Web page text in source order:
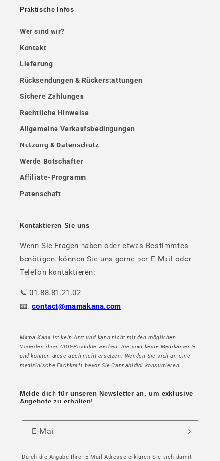
Praktische Infos
Wer sind wir?
Kontakt
Lieferung
Rücksendungen & Rückerstattungen
Sichere Zahlungen
Rechtliche Hinweise
Allgemeine Verkaufsbedingungen
Nutzung & Datenschutz
Werde Botschafter
Affiliate-Programm
Patenschaft
Kontaktieren Sie uns
Wenn Sie Fragen haben oder etwas Bestimmtes
benötigen, können Sie uns gerne per E-Mail oder
Telefon kontaktieren:
📞 01.88.81.21.02
📧. contact@mamakana.com
Mama Kana ist kein Arzt und kann nicht mit den möglichen
Vorteilen ihrer CBD-Produkte werben. Sie sind keine Medikamente
und können diese auch nicht ersetzen. Wenden Sie sich an eine
medizinische Fachkraft, bevor Sie Cannabidiol konsumieren.
Melde dich für unseren Newsletter an, um exklusive
Angebote zu erhalten!
E-Mail
Durch die Angabe Ihrer E-Mail-Adresse erklären Sie sich damit